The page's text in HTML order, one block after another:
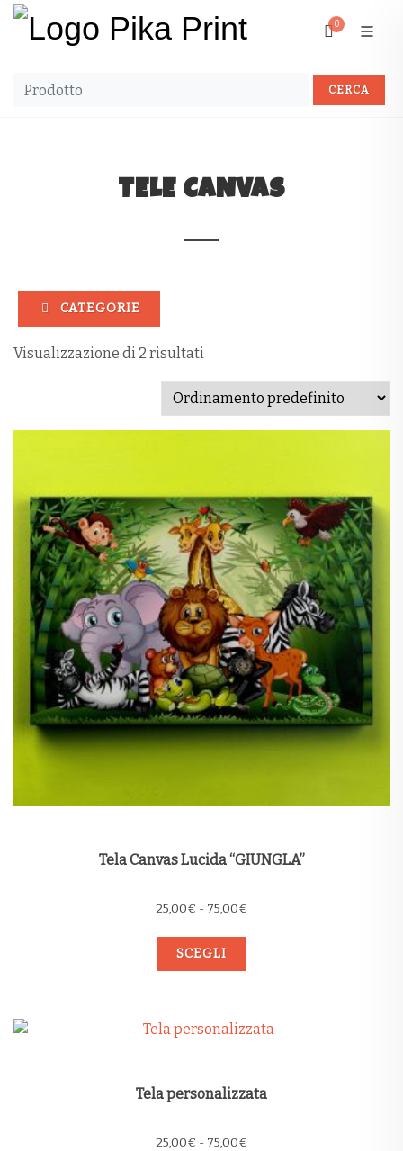
0
TELE CANVAS
CATEGORIE
Visualizzazione di 2 risultati
Tela Canvas Lucida “GIUNGLA”
25,00€ - 75,00€
SCEGLI
Tela personalizzata
25,00€ - 75,00€